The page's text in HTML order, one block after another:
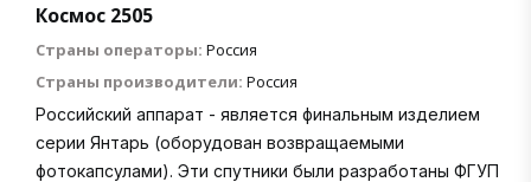
Космос 2505
Страны операторы: Россия
Страны производители: Россия
Российский аппарат - является финальным изделием
серии Янтарь (оборудован возвращаемыми
фотокапсулами). Эти спутники были разработаны ФГУП